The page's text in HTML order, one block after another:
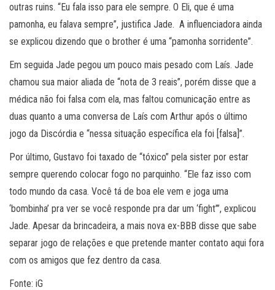
outras ruins. “Eu fala isso para ele sempre. O Eli, que é uma
pamonha, eu falava sempre”, justifica Jade. A influenciadora ainda
se explicou dizendo que o brother é uma “pamonha sorridente”.
Em seguida Jade pegou um pouco mais pesado com Laís. Jade
chamou sua maior aliada de “nota de 3 reais”, porém disse que a
médica não foi falsa com ela, mas faltou comunicação entre as
duas quanto a uma conversa de Laís com Arthur após o último
jogo da Discórdia e “nessa situação específica ela foi [falsa]”.
Por último, Gustavo foi taxado de “tóxico” pela sister por estar
sempre querendo colocar fogo no parquinho. “Ele faz isso com
todo mundo da casa. Você tá de boa ele vem e joga uma
‘bombinha’ pra ver se você responde pra dar um ‘fight’”, explicou
Jade. Apesar da brincadeira, a mais nova ex-BBB disse que sabe
separar jogo de relações e que pretende manter contato aqui fora
com os amigos que fez dentro da casa.
Fonte: iG